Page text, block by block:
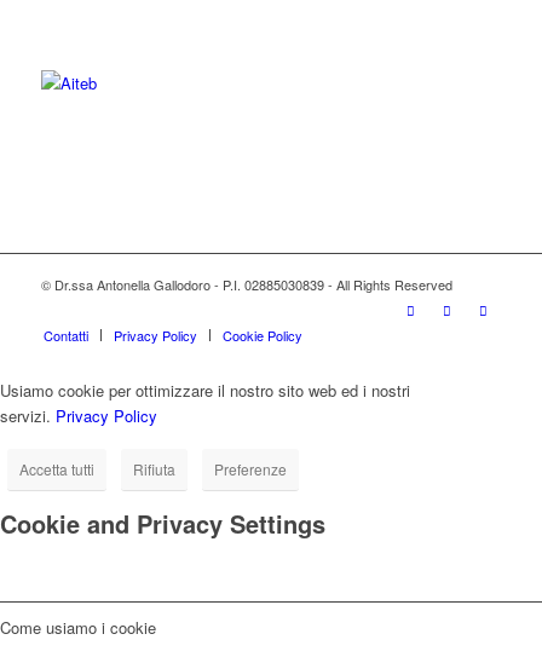
© Dr.ssa Antonella Gallodoro - P.I. 02885030839 - All Rights Reserved
Contatti Privacy Policy Cookie Policy
Usiamo cookie per ottimizzare il nostro sito web ed i nostri
servizi. Privacy Policy
Accetta tutti Rifiuta Preferenze
Cookie and Privacy Settings
Come usiamo i cookie